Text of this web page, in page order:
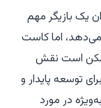
یک بازیگر مهم
می‌دهد، اما کاست
است نقش
توسعه پایدار و
در مورد